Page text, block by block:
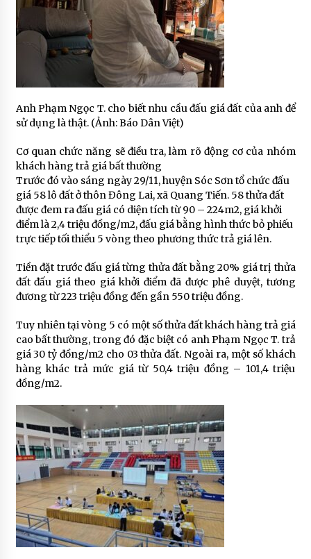
Anh Phạm Ngọc T. cho biết nhu cầu đấu giá đất của anh để
sử dụng là thật. (Ảnh: Báo Dân Việt)
Cơ quan chức năng sẽ điều tra, làm rõ động cơ của nhóm
khách hàng trả giá bất thường
Trước đó vào sáng ngày 29/11, huyện Sóc Sơn tổ chức đấu
giá 58 lô đất ở thôn Đông Lai, xã Quang Tiến. 58 thửa đất
được đem ra đấu giá có diện tích từ 90 – 224m2, giá khởi
điểm là 2,4 triệu đồng/m2, đấu giá bằng hình thức bỏ phiếu
trực tiếp tối thiểu 5 vòng theo phương thức trả giá lên.
Tiền đặt trước đấu giá từng thửa đất bằng 20% giá trị thửa
đất đấu giá theo giá khởi điểm đã được phê duyệt, tương
đương từ 223 triệu đồng đến gần 550 triệu đồng.
Tuy nhiên tại vòng 5 có một số thửa đất khách hàng trả giá
cao bất thường, trong đó đặc biệt có anh Phạm Ngọc T. trả
giá 30 tỷ đồng/m2 cho 03 thửa đất. Ngoài ra, một số khách
hàng khác trả mức giá từ 50,4 triệu đồng – 101,4 triệu
đồng/m2.